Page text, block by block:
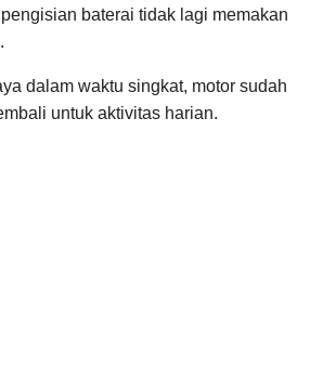
baterai tidak lagi memakan
dalam waktu singkat, motor sudah
untuk aktivitas harian.